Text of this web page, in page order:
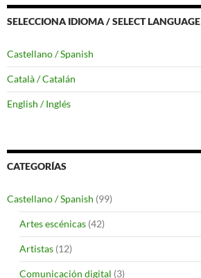
SELECCIONA IDIOMA / SELECT LANGUAGE
Castellano / Spanish
Català / Catalán
English / Inglés
CATEGORÍAS
Castellano / Spanish (99)
Artes escénicas (42)
Artistas (12)
Comunicación digital (3)